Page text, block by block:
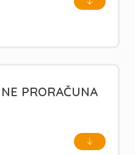
PRORAČUNA